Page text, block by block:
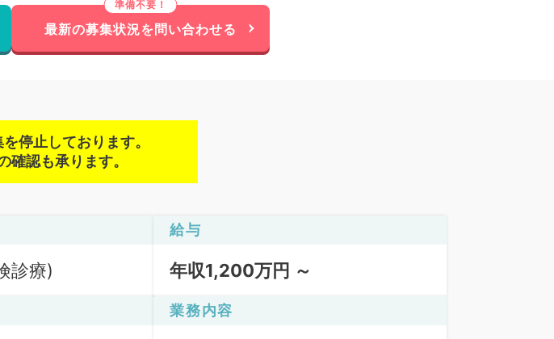
最新の募集状況を問い合わせる
停止しております。
確認も承ります。
診療)
給与
年収1,200万円 ～
業務内容